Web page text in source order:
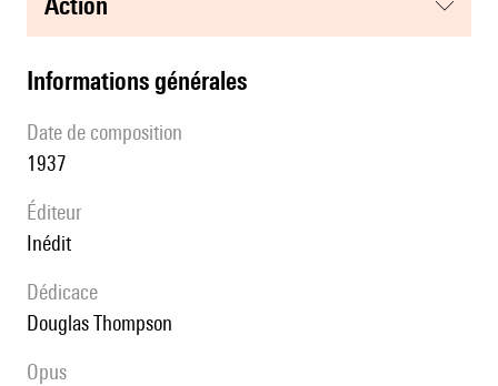
informations générales
date de composition
1937
éditeur
Inédit
Dédicace
Douglas Thompson
Opus